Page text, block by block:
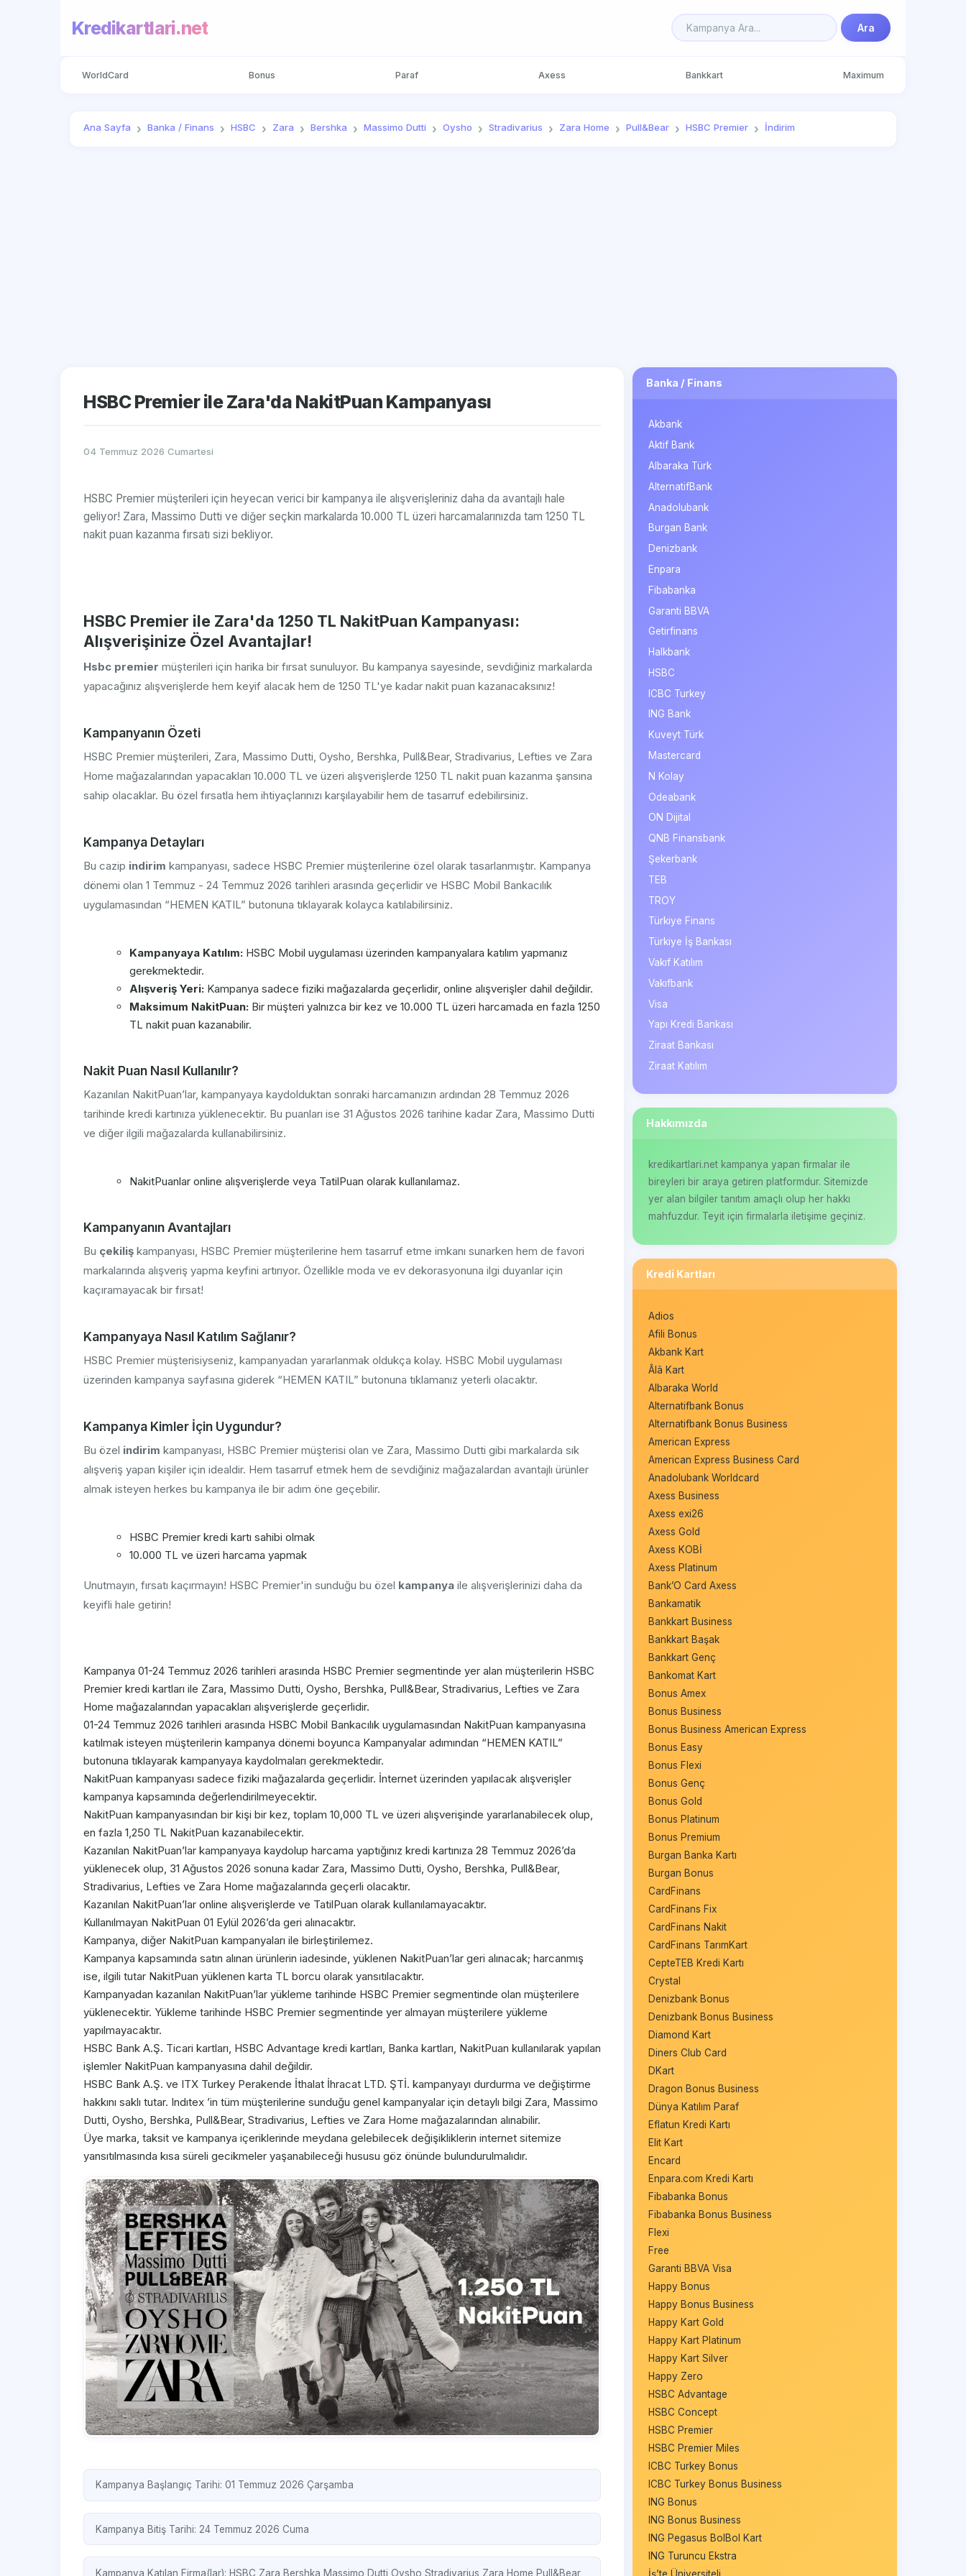
Kredikartlari.net Ara
WorldCard Bonus Paraf Axess Bankkart Maximum
Ana Sayfa Banka / Finans HSBC Zara Bershka Massimo Dutti Oysho Stradivarius Zara Home Pull&Bear HSBC Premier İndirim
HSBC Premier ile Zara'da NakitPuan Kampanyası
04 Temmuz 2026 Cumartesi
HSBC Premier müşterileri için heyecan verici bir kampanya ile alışverişleriniz daha da avantajlı hale
geliyor! Zara, Massimo Dutti ve diğer seçkin markalarda 10.000 TL üzeri harcamalarınızda tam 1250 TL
nakit puan kazanma fırsatı sizi bekliyor.
HSBC Premier ile Zara'da 1250 TL NakitPuan Kampanyası:
Alışverişinize Özel Avantajlar!
Hsbc premier müşterileri için harika bir fırsat sunuluyor. Bu kampanya sayesinde, sevdiğiniz markalarda
yapacağınız alışverişlerde hem keyif alacak hem de 1250 TL'ye kadar nakit puan kazanacaksınız!
Kampanyanın Özeti
HSBC Premier müşterileri, Zara, Massimo Dutti, Oysho, Bershka, Pull&Bear, Stradivarius, Lefties ve Zara
Home mağazalarından yapacakları 10.000 TL ve üzeri alışverişlerde 1250 TL nakit puan kazanma şansına
sahip olacaklar. Bu özel fırsatla hem ihtiyaçlarınızı karşılayabilir hem de tasarruf edebilirsiniz.
Kampanya Detayları
Bu cazip indirim kampanyası, sadece HSBC Premier müşterilerine özel olarak tasarlanmıştır. Kampanya
dönemi olan 1 Temmuz - 24 Temmuz 2026 tarihleri arasında geçerlidir ve HSBC Mobil Bankacılık
uygulamasından “HEMEN KATIL” butonuna tıklayarak kolayca katılabilirsiniz.
Kampanyaya Katılım: HSBC Mobil uygulaması üzerinden kampanyalara katılım yapmanız
gerekmektedir.
Alışveriş Yeri: Kampanya sadece fiziki mağazalarda geçerlidir, online alışverişler dahil değildir.
Maksimum NakitPuan: Bir müşteri yalnızca bir kez ve 10.000 TL üzeri harcamada en fazla 1250
TL nakit puan kazanabilir.
Nakit Puan Nasıl Kullanılır?
Kazanılan NakitPuan’lar, kampanyaya kaydolduktan sonraki harcamanızın ardından 28 Temmuz 2026
tarihinde kredi kartınıza yüklenecektir. Bu puanları ise 31 Ağustos 2026 tarihine kadar Zara, Massimo Dutti
ve diğer ilgili mağazalarda kullanabilirsiniz.
NakitPuanlar online alışverişlerde veya TatilPuan olarak kullanılamaz.
Kampanyanın Avantajları
Bu çekiliş kampanyası, HSBC Premier müşterilerine hem tasarruf etme imkanı sunarken hem de favori
markalarında alışveriş yapma keyfini artırıyor. Özellikle moda ve ev dekorasyonuna ilgi duyanlar için
kaçıramayacak bir fırsat!
Kampanyaya Nasıl Katılım Sağlanır?
HSBC Premier müşterisiyseniz, kampanyadan yararlanmak oldukça kolay. HSBC Mobil uygulaması
üzerinden kampanya sayfasına giderek “HEMEN KATIL” butonuna tıklamanız yeterli olacaktır.
Kampanya Kimler İçin Uygundur?
Bu özel indirim kampanyası, HSBC Premier müşterisi olan ve Zara, Massimo Dutti gibi markalarda sık
alışveriş yapan kişiler için idealdir. Hem tasarruf etmek hem de sevdiğiniz mağazalardan avantajlı ürünler
almak isteyen herkes bu kampanya ile bir adım öne geçebilir.
HSBC Premier kredi kartı sahibi olmak
10.000 TL ve üzeri harcama yapmak
Unutmayın, fırsatı kaçırmayın! HSBC Premier'in sunduğu bu özel kampanya ile alışverişlerinizi daha da
keyifli hale getirin!
Kampanya 01-24 Temmuz 2026 tarihleri arasında HSBC Premier segmentinde yer alan müşterilerin HSBC
Premier kredi kartları ile Zara, Massimo Dutti, Oysho, Bershka, Pull&Bear, Stradivarius, Lefties ve Zara
Home mağazalarından yapacakları alışverişlerde geçerlidir.
01-24 Temmuz 2026 tarihleri arasında HSBC Mobil Bankacılık uygulamasından NakitPuan kampanyasına
katılmak isteyen müşterilerin kampanya dönemi boyunca Kampanyalar adımından “HEMEN KATIL”
butonuna tıklayarak kampanyaya kaydolmaları gerekmektedir.
NakitPuan kampanyası sadece fiziki mağazalarda geçerlidir. İnternet üzerinden yapılacak alışverişler
kampanya kapsamında değerlendirilmeyecektir.
NakitPuan kampanyasından bir kişi bir kez, toplam 10,000 TL ve üzeri alışverişinde yararlanabilecek olup,
en fazla 1,250 TL NakitPuan kazanabilecektir.
Kazanılan NakitPuan’lar kampanyaya kaydolup harcama yaptığınız kredi kartınıza 28 Temmuz 2026’da
yüklenecek olup, 31 Ağustos 2026 sonuna kadar Zara, Massimo Dutti, Oysho, Bershka, Pull&Bear,
Stradivarius, Lefties ve Zara Home mağazalarında geçerli olacaktır.
Kazanılan NakitPuan’lar online alışverişlerde ve TatilPuan olarak kullanılamayacaktır.
Kullanılmayan NakitPuan 01 Eylül 2026’da geri alınacaktır.
Kampanya, diğer NakitPuan kampanyaları ile birleştirilemez.
Kampanya kapsamında satın alınan ürünlerin iadesinde, yüklenen NakitPuan’lar geri alınacak; harcanmış
ise, ilgili tutar NakitPuan yüklenen karta TL borcu olarak yansıtılacaktır.
Kampanyadan kazanılan NakitPuan’lar yükleme tarihinde HSBC Premier segmentinde olan müşterilere
yüklenecektir. Yükleme tarihinde HSBC Premier segmentinde yer almayan müşterilere yükleme
yapılmayacaktır.
HSBC Bank A.Ş. Ticari kartları, HSBC Advantage kredi kartları, Banka kartları, NakitPuan kullanılarak yapılan
işlemler NakitPuan kampanyasına dahil değildir.
HSBC Bank A.Ş. ve ITX Turkey Perakende İthalat İhracat LTD. ŞTİ. kampanyayı durdurma ve değiştirme
hakkını saklı tutar. Indıtex ’in tüm müşterilerine sunduğu genel kampanyalar için detaylı bilgi Zara, Massimo
Dutti, Oysho, Bershka, Pull&Bear, Stradivarius, Lefties ve Zara Home mağazalarından alınabilir.
Üye marka, taksit ve kampanya içeriklerinde meydana gelebilecek değişikliklerin internet sitemize
yansıtılmasında kısa süreli gecikmeler yaşanabileceği hususu göz önünde bulundurulmalıdır.
Kampanya Başlangıç Tarihi: 01 Temmuz 2026 Çarşamba
Kampanya Bitiş Tarihi: 24 Temmuz 2026 Cuma
Kampanya Katılan Firma(lar): HSBC Zara Bershka Massimo Dutti Oysho Stradivarius Zara Home Pull&Bear
Banka / Finans
Akbank
Aktif Bank
Albaraka Türk
AlternatifBank
Anadolubank
Burgan Bank
Denizbank
Enpara
Fibabanka
Garanti BBVA
Getirfinans
Halkbank
HSBC
ICBC Turkey
ING Bank
Kuveyt Türk
Mastercard
N Kolay
Odeabank
ON Dijital
QNB Finansbank
Şekerbank
TEB
TROY
Türkiye Finans
Türkiye İş Bankası
Vakıf Katılım
Vakıfbank
Visa
Yapı Kredi Bankası
Ziraat Bankası
Ziraat Katılım
Hakkımızda
kredikartlari.net kampanya yapan firmalar ile
bireyleri bir araya getiren platformdur. Sitemizde
yer alan bilgiler tanıtım amaçlı olup her hakkı
mahfuzdur. Teyit için firmalarla iletişime geçiniz.
Kredi Kartları
Adios
Afili Bonus
Akbank Kart
Âlâ Kart
Albaraka World
Alternatifbank Bonus
Alternatifbank Bonus Business
American Express
American Express Business Card
Anadolubank Worldcard
Axess Business
Axess exi26
Axess Gold
Axess KOBİ
Axess Platinum
Bank’O Card Axess
Bankamatik
Bankkart Business
Bankkart Başak
Bankkart Genç
Bankomat Kart
Bonus Amex
Bonus Business
Bonus Business American Express
Bonus Easy
Bonus Flexi
Bonus Genç
Bonus Gold
Bonus Platinum
Bonus Premium
Burgan Banka Kartı
Burgan Bonus
CardFinans
CardFinans Fix
CardFinans Nakit
CardFinans TarımKart
CepteTEB Kredi Kartı
Crystal
Denizbank Bonus
Denizbank Bonus Business
Diamond Kart
Diners Club Card
DKart
Dragon Bonus Business
Dünya Katılım Paraf
Eflatun Kredi Kartı
Elit Kart
Encard
Enpara.com Kredi Kartı
Fibabanka Bonus
Fibabanka Bonus Business
Flexi
Free
Garanti BBVA Visa
Happy Bonus
Happy Bonus Business
Happy Kart Gold
Happy Kart Platinum
Happy Kart Silver
Happy Zero
HSBC Advantage
HSBC Concept
HSBC Premier
HSBC Premier Miles
ICBC Turkey Bonus
ICBC Turkey Bonus Business
ING Bonus
ING Bonus Business
ING Pegasus BolBol Kart
ING Turuncu Ekstra
İş’te Üniversiteli